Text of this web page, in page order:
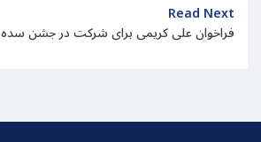
Read Next
فراخوان علی کریمی برای شرکت در جشن سده